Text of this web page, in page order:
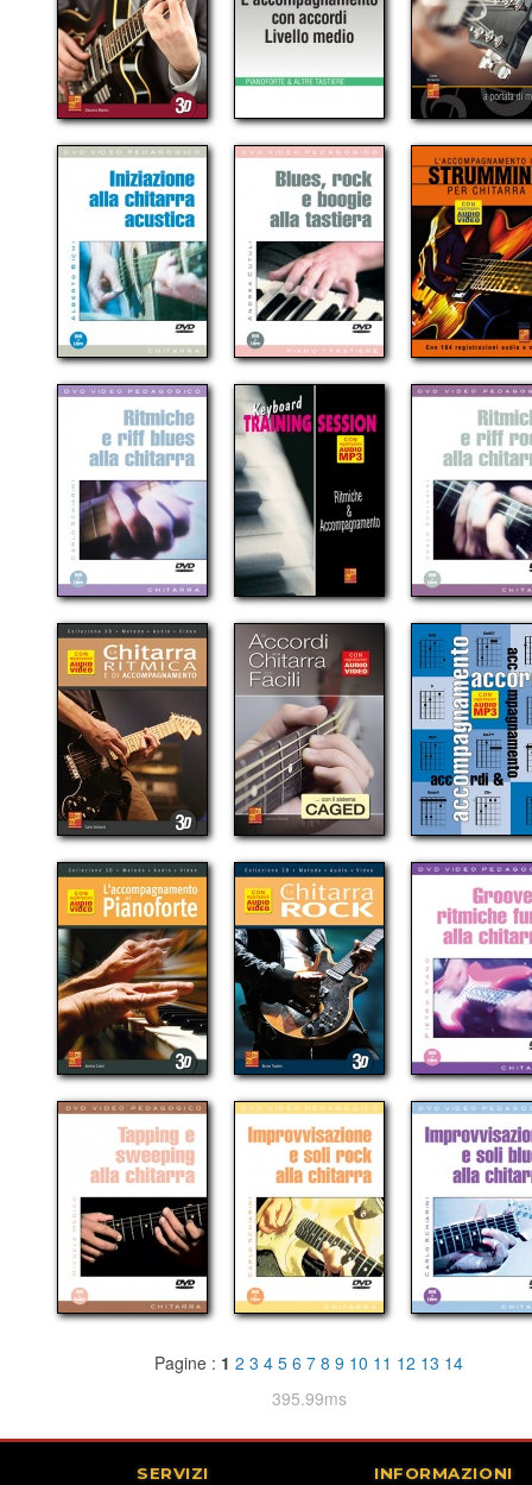
Pagine : 1 2 3 4 5 6 7 8 9 10 11 12 13 14
395.99ms
SERVIZI INFORMAZIONI